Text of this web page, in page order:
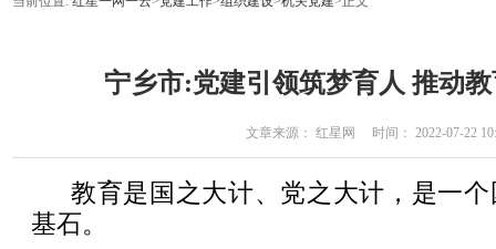
宁乡市:党建引领筑梦育人 推动
文章来源： 红星网 时间： 2022-07-22
教育是国之大计、党之大计，是一
基石。